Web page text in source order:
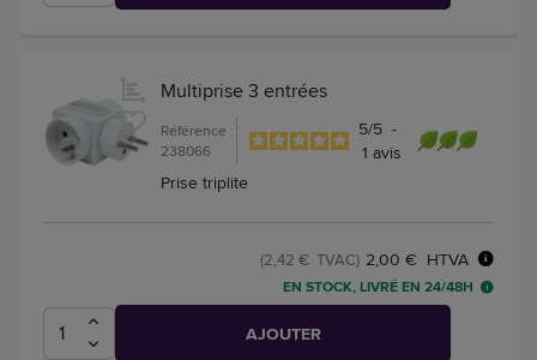
Multiprise 3 entrées
Référence :
238066
5/5 -
1 avis
Prise triplite
2,00 € HTVA
(2,42 € TVAC)
EN STOCK, LIVRÉ EN 24/48H
AJOUTER